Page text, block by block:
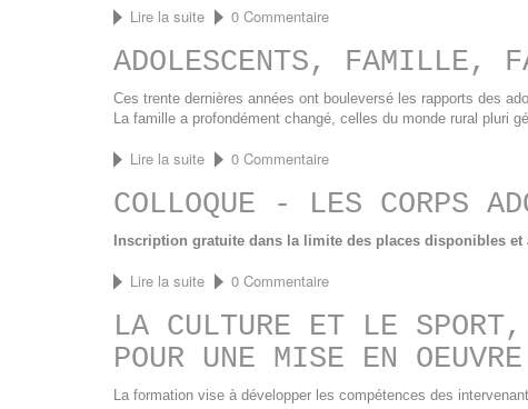
rural.
Diagnostic
et
pistes
d'action
Lire la suite de
nationales
des
foyers
de
et
établissements
publics
de
protection
de
l'enfance
0 Commentaire
ADOLESCENTS, FAMILLE,
Ces trente dernières années ont bouleversé les rapports des
La famille a profondément changé, celles du monde rural pluri
Lire la suite de
famille,
familles
0 Commentaire
COLLOQUE - LES CORPS
Inscription gratuite dans la limite des places disponibles et
Lire la suite de
-
Les
Corps
-
0 Commentaire
LA CULTURE ET LE
POUR UNE MISE EN
La formation vise à développer les compétences des